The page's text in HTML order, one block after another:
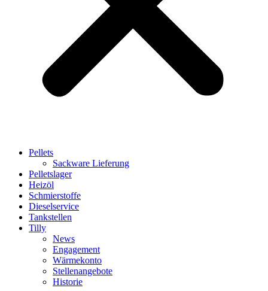
Pellets
Sackware Lieferung
Pelletslager
Heizöl
Schmierstoffe
Dieselservice
Tankstellen
Tilly
News
Engagement
Wärmekonto
Stellenangebote
Historie